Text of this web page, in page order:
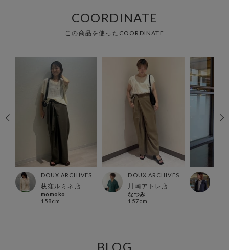
COORDINATE
この商品を使ったCOORDINATE
DOUX ARCHIVES
荻窪ルミネ店
momoko
158cm
DOUX ARCHIVES
川崎アトレ店
なつみ
157cm
BLOG